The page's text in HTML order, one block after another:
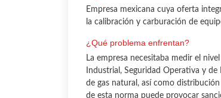
Empresa mexicana cuya oferta
la calibración y carburación de
¿Qué problema enfrentan?
La empresa necesitaba medir el
Industrial, Seguridad Operativa y
de gas natural, así como
de esta norma puede provocar